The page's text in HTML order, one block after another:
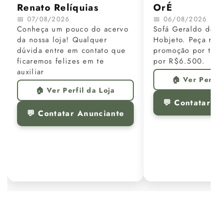
Renato Relíquias
📅 07/08/2026
Conheça um pouco do acervo
da nossa loja! Qualquer
dúvida entre em contato que
ficaremos felizes em te
auxiliar
🏠 Ver Perfil da Loja
💬 Contatar Anunciante
OrÉ
📅 06/08/2026
Sofá Geraldo de
Hobjeto. Peça
promoção por
por R$6.500.
🏠 Ver
💬 Contatar